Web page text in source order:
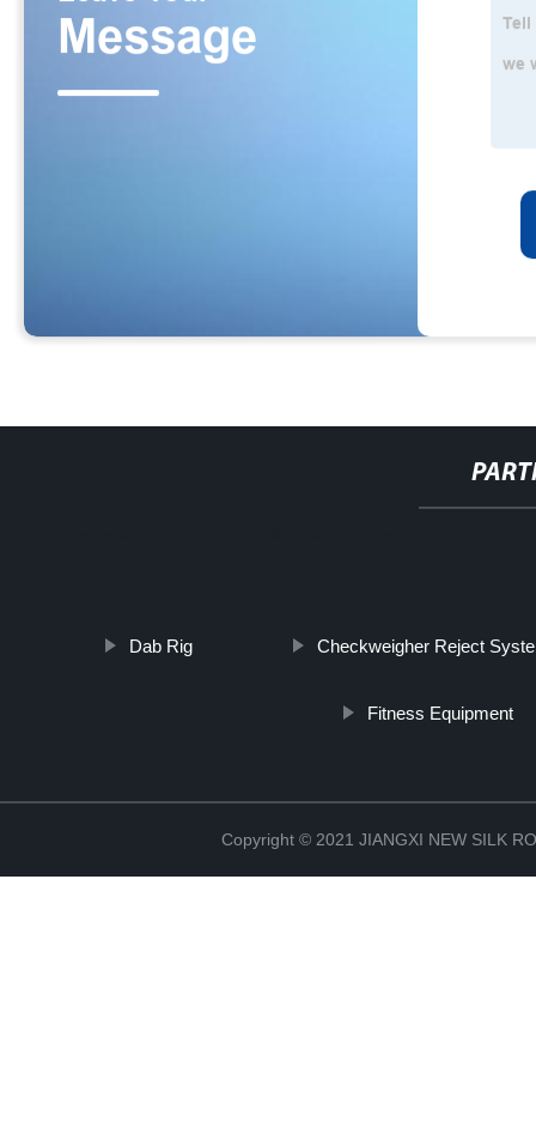
Dab Rig Checkweigher Reject
Fitness Equipment
Copyright © 2021 JIANGXI NEW SILK